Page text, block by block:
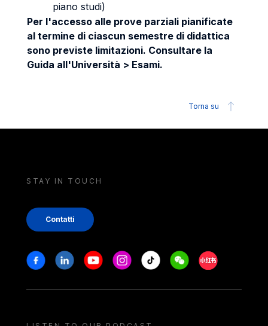
piano studi)
Per l'accesso alle prove parziali pianificate
al termine di ciascun semestre di didattica
sono previste limitazioni. Consultare la
Guida all'Università > Esami.
Torna su
STAY IN TOUCH
Contatti
Stay in touch
FacebookLinkedinYoutubeInstagram
Tiktok WeechatXiaohongshu/